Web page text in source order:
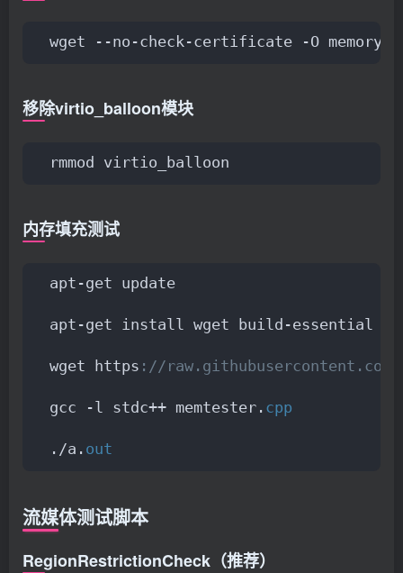
wget --no-check-certificate -O
移除virtio_balloon模块
rmmod virtio_balloon
内存填充测试
apt-get update
apt-get install wget build-essential -y
wget https ://raw.githubusercontent.com/
gcc -l stdc++ memtester. cpp
./a. out
流媒体测试脚本
RegionRestrictionCheck（推荐）